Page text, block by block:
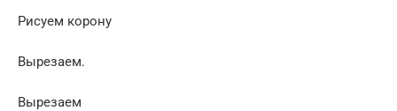
Рисуем корону
Вырезаем.
Вырезаем